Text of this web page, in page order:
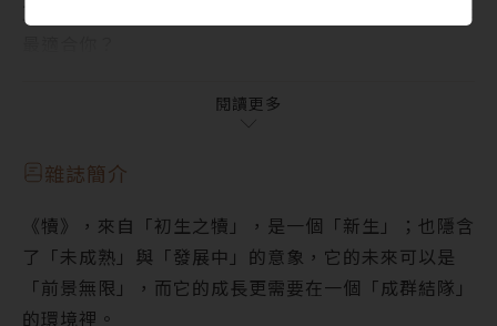
間》
4. 異溫層中的旅行者──《異溫層迷航記：芭樂人類
張戎，談《毛澤東：鮮為人知的故事》
一日為師，終身保固──專訪九月店長陳美儒
閱讀松本大洋的《花》，會接觸到某種更廣大的存在
倘若缺乏理解，整個世界，就是一個精神病院
因為我們並不偉大──關於柘植義春的作品
閱讀更多
雜誌簡介
《犢》，來自「初生之犢」，是一個「新生」；也隱含
了「未成熟」與「發展中」的意象，它的未來可以是
「前景無限」，而它的成長更需要在一個「成群結隊」
的環境裡。